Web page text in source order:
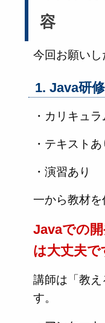
容
今回お願いし
1. Java研
・カリキュラ
・テキストあ
・演習あり
一から教材を
Javaでの
は大丈夫で
講師は「教え
す。